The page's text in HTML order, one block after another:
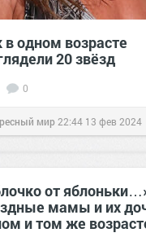
в одном возрасте
20 звёзд
0
мир 22:44 13 фев 2024
от
мамы и их
и том же